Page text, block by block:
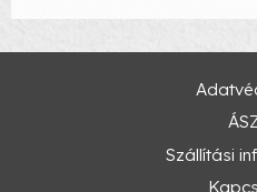
Szállítási